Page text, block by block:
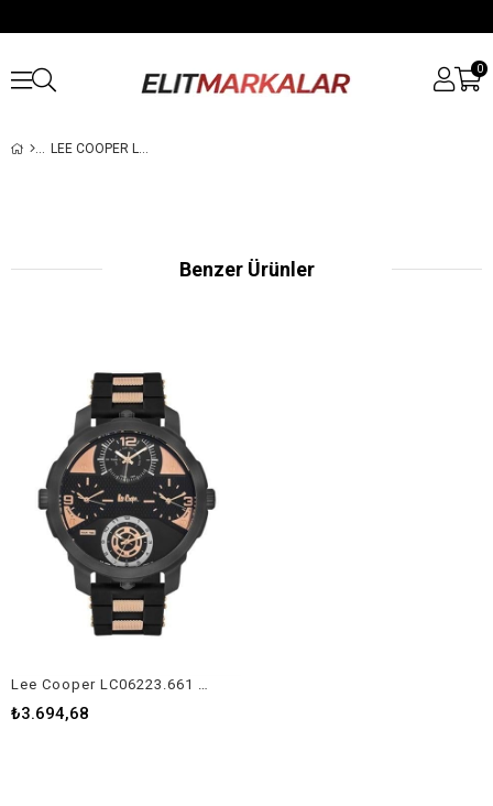
0
LEE COOPER LC07422.390 ERKEK KOL SAATI
Benzer Ürünler
₺3.694,68